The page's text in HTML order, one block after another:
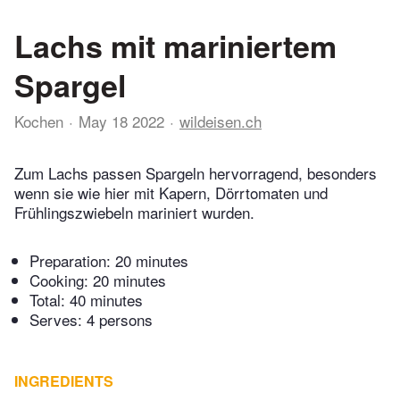
Lachs mit mariniertem
Spargel
Kochen May 18 2022 wildeisen.ch
Zum Lachs passen Spargeln hervorragend, besonders
wenn sie wie hier mit Kapern, Dörrtomaten und
Frühlingszwiebeln mariniert wurden.
Preparation: 20 minutes
Cooking: 20 minutes
Total: 40 minutes
Serves: 4 persons
INGREDIENTS